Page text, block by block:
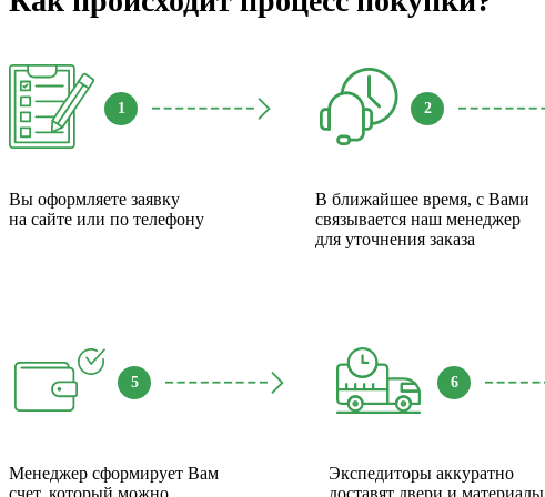
1
Вы оформляете заявку
на сайте или по телефону
2
В ближайшее время, с Вами
связывается наш менеджер
для уточнения заказа
5
Менеджер сформирует Вам
счет, который можно
6
Экспедиторы аккуратно
доставят двери и материалы